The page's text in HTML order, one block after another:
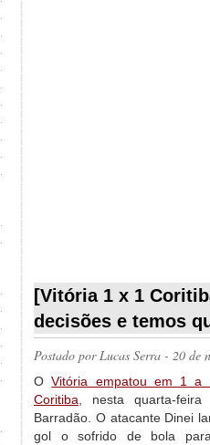
[Vitória 1 x 1
decisões e temos
Postado porLucas Serra - 20 de
OVitória empatou em 1 a
Coritiba, nesta quarta-
Barradão. O atacante Dinei
gol o sofrido de bola